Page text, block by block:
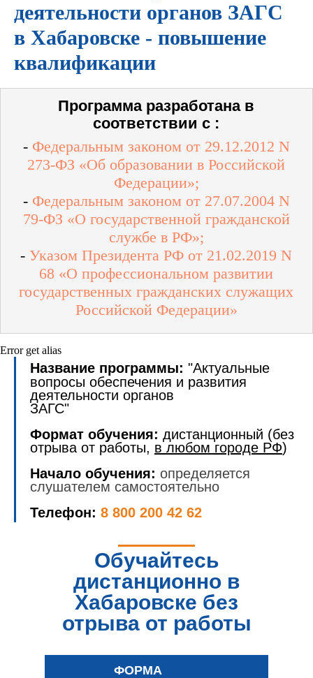
деятельности органов ЗАГС
в Хабаровске - повышение
квалификации
Программа разработана в
соответствии с :
- Федеральным законом от 29.12.2012 N
273-ФЗ «Об образовании в Российской
Федерации»;
- Федеральным законом от 27.07.2004 N
79-ФЗ «О государственной гражданской
службе в РФ»;
- Указом Президента РФ от 21.02.2019 N
68 «О профессиональном развитии
государственных гражданских служащих
Российской Федерации»
Error get alias
Название программы: "Актуальные
вопросы обеспечения и развития
деятельности органов
ЗАГС"
Формат обучения: дистанционный (без
отрыва от работы, в любом городе РФ)
Начало обучения: определяется
слушателем самостоятельно
Телефон: 8 800 200 42 62
Обучайтесь
дистанционно в
Хабаровске без
отрыва от работы
ФОРМА